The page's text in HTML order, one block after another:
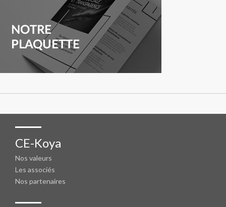
CE-Koya
Nos valeurs
Les associés
Nos partenaires